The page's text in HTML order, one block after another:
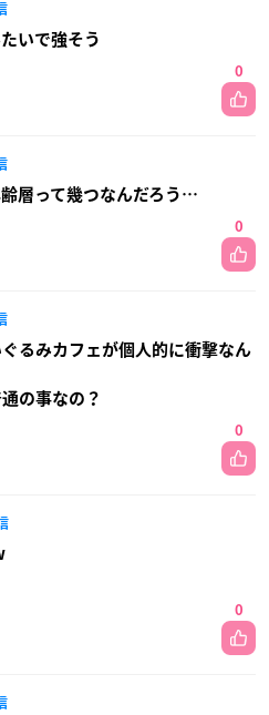
いで強そう
0
層って幾つなんだろう…
0
るみカフェが個人的に衝撃なん
の事なの？
0
0